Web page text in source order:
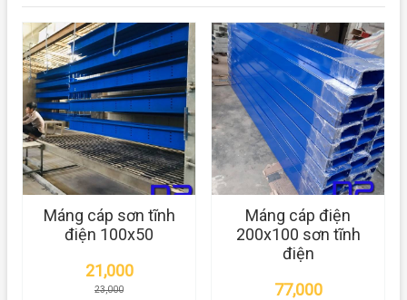
Máng cáp sơn tĩnh
điện 100x50
21,000
23,000
Máng cáp điện
200x100 sơn tĩnh
điện
77,000